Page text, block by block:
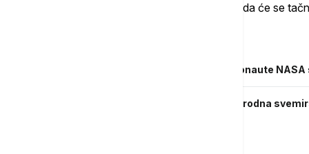
Još uvek nisu poznati svi detalji o tome kada će se
Tramp zatražio od Maska da vrati astronaute
"Katastrofalni" kvar je moguć: Međunarodna